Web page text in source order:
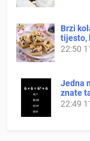
Brzi
tijesto,
22:50
Jedna
znate
22:49